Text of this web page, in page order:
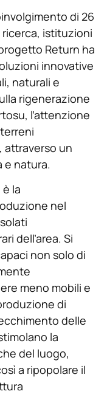
di 26
istituzioni
Return ha
innovative
naturali e
rigenerazione
l’attenzione
attraverso un
e natura.
la
nel
dell’area. Si
non solo di
meno mobili e
di
delle
la
del luogo,
a ripopolare il